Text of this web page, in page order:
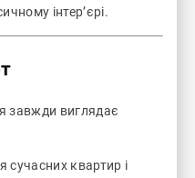
інтер’єрі.
завжди виглядає
сучасних квартир і